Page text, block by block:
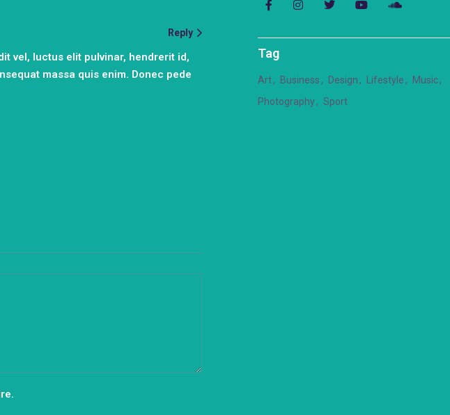
Reply
vel, luctus elit pulvinar, hendrerit id,
massa quis enim. Donec pede
Tag
Art Business Design Lifestyle
Music
Photography
Sport